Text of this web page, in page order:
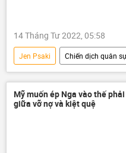
14 Tháng Tư 2022, 05:58
Jen Psaki
Chiến dịch quân
Ukraina
Hoa Kỳ
Nga
Vladimir Putin
Mỹ muốn ép Nga vào thế
giữa vỡ nợ và kiệt quệ